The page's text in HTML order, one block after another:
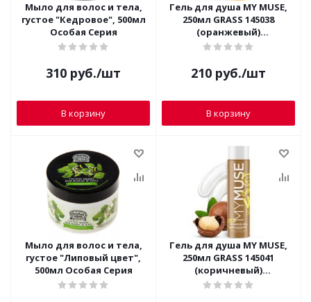
Мыло для волос и тела,
густое "Кедровое", 500мл
Особая Серия
310 руб./шт
В корзину
Гель для душа MY MUSE,
250мл GRASS 145038
(оранжевый)
Обновленный и
210 руб./шт
В корзину
Мыло для волос и тела,
густое "Липовый цвет",
500мл Особая Серия
Гель для душа MY MUSE,
250мл GRASS 145041
(коричневый)
Беззаботный и Шкодный